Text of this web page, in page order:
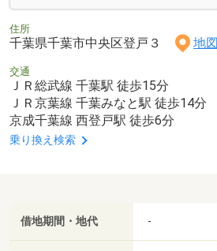
住所
千葉県千葉市中央区登戸３ 地図
交通
ＪＲ総武線 千葉駅 徒歩15分
ＪＲ京葉線 千葉みなと駅 徒歩14分
京成千葉線 西登戸駅 徒歩6分
乗り換え検索
借地期間・地代 -